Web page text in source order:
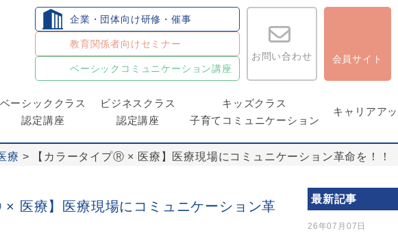
企業・団体向け研修・催事
教育関係者向けセミナー
ベーシックコミュニケーション講座
お問い合わせ 会員サイト
ベーシッククラス
認定講座
ビジネスクラス
認定講座
キッズクラス
子育てコミュニケーション
キャリアア
療 > 【カラータイプⓇ × 医療】医療現場にコミュニケーション革命を！！
× 医療】医療現場にコミュニケーション革
最新記事
26年07月07日